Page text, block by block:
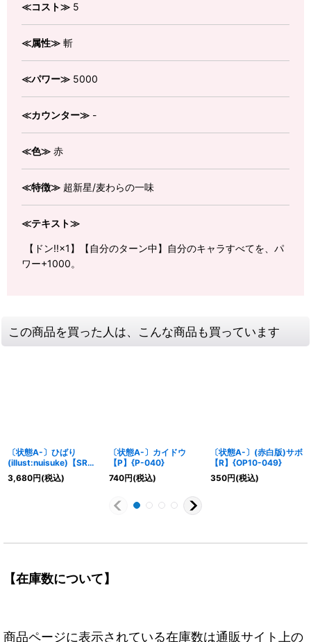
≪コスト≫ 5
≪属性≫ 斬
≪パワー≫ 5000
≪カウンター≫ -
≪色≫ 赤
≪特徴≫ 超新星/麦わらの一味
≪テキスト≫
【ドン!!×1】【自分のターン中】自分のキャラすべてを、パ
ワー+1000。
この商品を買った人は、こんな商品も買っています
〔状態A-〕ひばり
(illust:nuisuke)【SR】
{OP11-010}
3,680円(税込)
〔状態A-〕カイドウ
【P】{P-040}
740円(税込)
〔状態A-〕(赤白版)サボ
【R】{OP10-049}
350円(税込)
【在庫数について】
商品ページに表示されている在庫数は通販サイト上の